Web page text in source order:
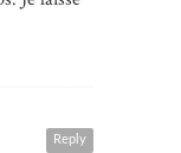
Reply